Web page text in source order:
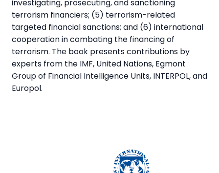
investigating, prosecuting, and sanctioning
terrorism financiers; (5) terrorism-related
targeted financial sanctions; and (6) international
cooperation in combating the financing of
terrorism. The book presents contributions by
experts from the IMF, United Nations, Egmont
Group of Financial Intelligence Units, INTERPOL, and
Europol.